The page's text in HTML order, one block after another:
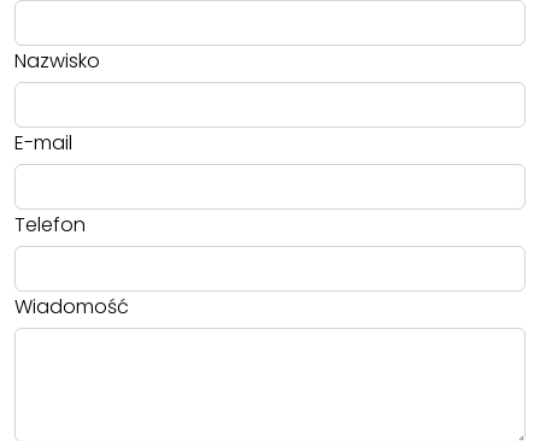
Nazwisko
E-mail
Telefon
Wiadomość